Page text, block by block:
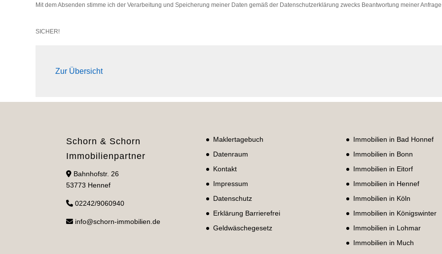
Mit dem Absenden stimme ich der Verarbeitung und Speicherung meiner Daten gemäß der Datenschutzerklärung zwecks Beantwortung meiner
SICHER!
Zur Übersicht
Schorn & Schorn
Immobilienpartner
Bahnhofstr. 26
53773 Hennef
02242/9060940
info@schorn-immobilien.de
Maklertagebuch
Datenraum
Kontakt
Impressum
Datenschutz
Erklärung Barrierefrei
Geldwäschegesetz
Immobilien in Bad Honnef
Immobilien in Bonn
Immobilien in Eitorf
Immobilien in Hennef
Immobilien in Köln
Immobilien in Königswinter
Immobilien in Lohmar
Immobilien in Much